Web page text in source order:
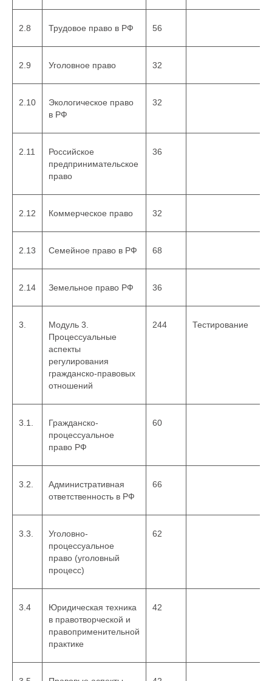
2.8 Трудовое право в РФ 56
2.9 Уголовное право 32
2.10
Экологическое право
в РФ
32
2.11
Российское
предпринимательское
право
36
2.12 Коммерческое право 32
2.13 Семейное право в РФ 68
2.14 Земельное право РФ 36
3.
Модуль 3.
Процессуальные
аспекты
регулирования
гражданско-правовых
отношений
244 Тестирование
3.1.
Гражданско-
процессуальное
право РФ
60
3.2.
Административная
ответственность в РФ
66
3.3.
Уголовно-
процессуальное
право (уголовный
процесс)
62
3.4
Юридическая техника
в правотворческой и
правоприменительной
практике
42